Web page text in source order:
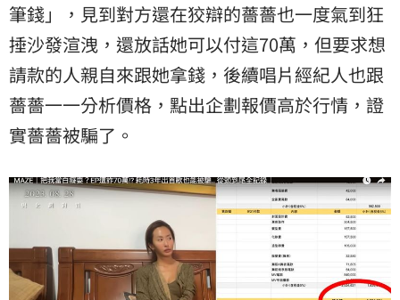
筆錢」，見到對方還在狡辯的薔薔也一度氣到狂
捶沙發渲洩，還放話她可以付這70萬，但要求想
請款的人親自來跟她拿錢，後續唱片經紀人也跟
薔薔一一分析價格，點出企劃報價高於行情，證
實薔薔被騙了。